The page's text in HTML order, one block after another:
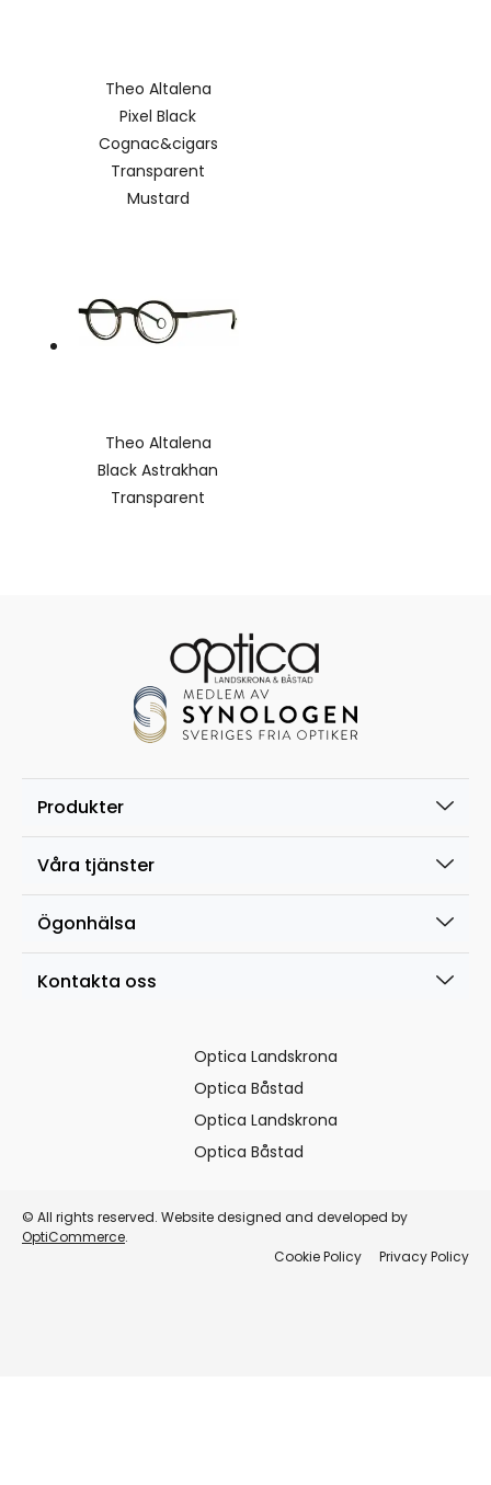
Theo Altalena
Pixel Black
Cognac&cigars
Transparent
Mustard
Theo Altalena
Black Astrakhan
Transparent
Produkter
Våra tjänster
Ögonhälsa
Kontakta oss
Optica Landskrona
Optica Båstad
Optica Landskrona
Optica Båstad
© All rights reserved. Website designed and developed by
OptiCommerce.
Cookie Policy
Privacy Policy